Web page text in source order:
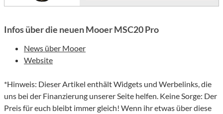
Infos über die neuen Mooer MSC20 Pro
News über Mooer
Website
*Hinweis: Dieser Artikel enthält Widgets und Werbelinks, die
uns bei der Finanzierung unserer Seite helfen. Keine Sorge: Der
Preis für euch bleibt immer gleich! Wenn ihr etwas über diese